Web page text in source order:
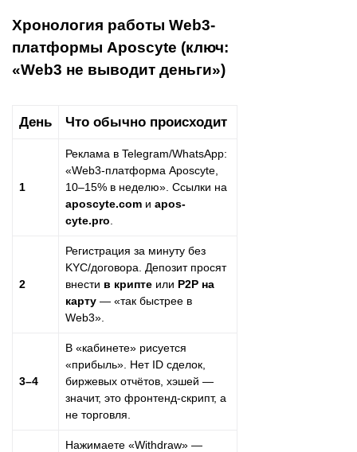
Хронология работы Web3-
платформы Aposcyte (ключ:
«Web3 не выводит деньги»)
День Что обычно происходит
1
Реклама в Telegram/WhatsApp:
«Web3-платформа Aposcyte,
10–15% в неделю». Ссылки на
aposcyte.com и apos-
cyte.pro
2
Регистрация за минуту без
KYC/договора. Депозит просят
внести в крипте или P2P на
карту — «так быстрее в
Web3».
3–4
В «кабинете» рисуется
«прибыль». Нет ID сделок,
биржевых отчётов, хэшей —
значит, это фронтенд-скрипт, а
не торговля.
Нажимаете «Withdraw» —